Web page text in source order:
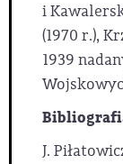
i
(1970 r.),
1939
J.